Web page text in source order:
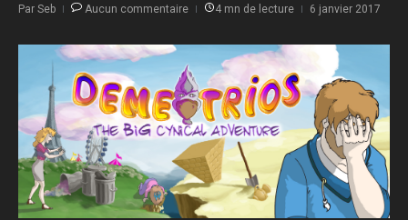
Par Seb Aucun commentaire 4 mn de lecture 6 janvier 2017